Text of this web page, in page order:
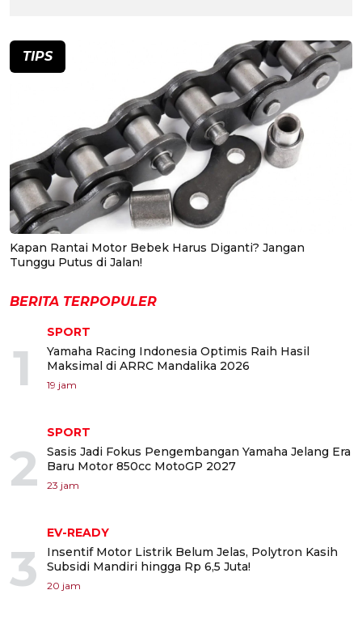
TIPS
Kapan Rantai Motor Bebek Harus Diganti? Jangan
Tunggu Putus di Jalan!
BERITA TERPOPULER
1
SPORT
Yamaha Racing Indonesia Optimis Raih Hasil
Maksimal di ARRC Mandalika 2026
19 jam
2
SPORT
Sasis Jadi Fokus Pengembangan Yamaha Jelang Era
Baru Motor 850cc MotoGP 2027
23 jam
3
EV-READY
Insentif Motor Listrik Belum Jelas, Polytron Kasih
Subsidi Mandiri hingga Rp 6,5 Juta!
20 jam